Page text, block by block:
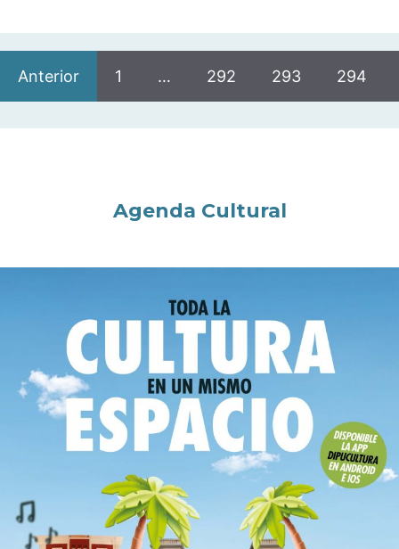
Anterior 1 … 292 293 294
Agenda Cultural